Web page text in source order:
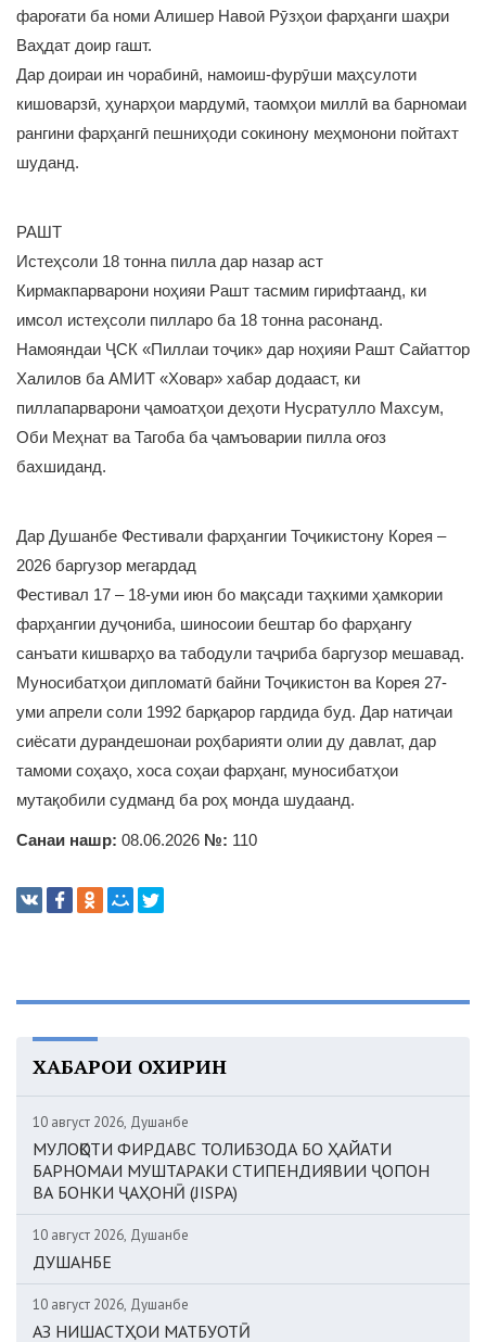
фароғати ба номи Алишер Навоӣ Рӯзҳои фарҳанги шаҳри
Ваҳдат доир гашт.
Дар доираи ин чорабинӣ, намоиш-фурӯши маҳсулоти
кишоварзӣ, ҳунарҳои мардумӣ, таомҳои миллӣ ва барномаи
рангини фарҳангӣ пешниҳоди сокинону меҳмонони пойтахт
шуданд.
РАШТ
Истеҳсоли 18 тонна пилла дар назар аст
Кирмакпарварони ноҳияи Рашт тасмим гирифтаанд, ки
имсол истеҳсоли пилларо ба 18 тонна расонанд.
Намояндаи ҶСК «Пиллаи тоҷик» дар ноҳияи Рашт Сайаттор
Халилов ба АМИТ «Ховар» хабар додааст, ки
пиллапарварони ҷамоатҳои деҳоти Нусратулло Махсум,
Оби Меҳнат ва Тагоба ба ҷамъоварии пилла оғоз
бахшиданд.
Дар Душанбе Фестивали фарҳангии Тоҷикистону Корея –
2026 баргузор мегардад
Фестивал 17 – 18-уми июн бо мақсади таҳкими ҳамкории
фарҳангии дуҷониба, шиносоии бештар бо фарҳангу
санъати кишварҳо ва табодули таҷриба баргузор мешавад.
Муносибатҳои дипломатӣ байни Тоҷикистон ва Корея 27-
уми апрели соли 1992 барқарор гардида буд. Дар натиҷаи
сиёсати дурандешонаи роҳбарияти олии ду давлат, дар
тамоми соҳаҳо, хоса соҳаи фарҳанг, муносибатҳои
мутақобили судманд ба роҳ монда шудаанд.
Санаи нашр: 08.06.2026 №: 110
ХАБАРҲОИ ОХИРИН
10 август 2026, Душанбе
МУЛОҚОТИ ФИРДАВС ТОЛИБЗОДА БО ҲАЙАТИ
БАРНОМАИ МУШТАРАКИ СТИПЕНДИЯВИИ ҶОПОН
ВА БОНКИ ҶАҲОНӢ (JISPA)
10 август 2026, Душанбе
ДУШАНБЕ
10 август 2026, Душанбе
АЗ НИШАСТҲОИ МАТБУОТӢ